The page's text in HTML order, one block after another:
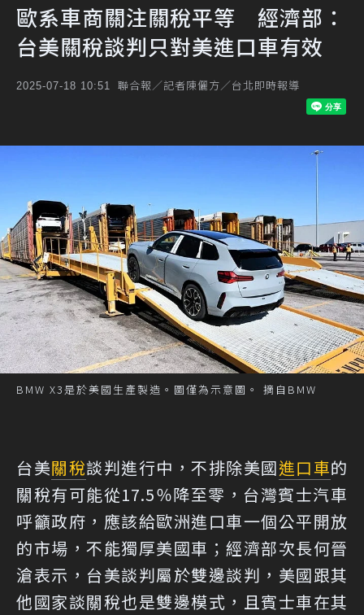
歐系車商關注關稅平等 經濟部：
台美關稅談判只對美進口車有效
2025-07-18 10:51 聯合報／記者陳儷方／台北即時報導
BMW X3是於美國生產製造。圖僅為示意圖。 摘自BMW
台美關稅談判進行中，不排除美國進口車的
關稅有可能從17.5％降至零，台灣賓士汽車
呼籲政府，應該給歐洲進口車一個公平開放
的市場，不能獨厚美國車；經濟部次長何晉
滄表示，台美談判屬於雙邊談判，美國跟其
他國家談關稅也是雙邊模式，且賓士車在其